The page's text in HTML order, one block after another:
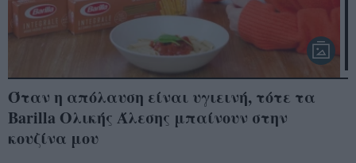
Όταν η απόλαυση είναι υγιεινή, τότε τα
Barilla Ολικής Άλεσης μπαίνουν στην
κουζίνα μου